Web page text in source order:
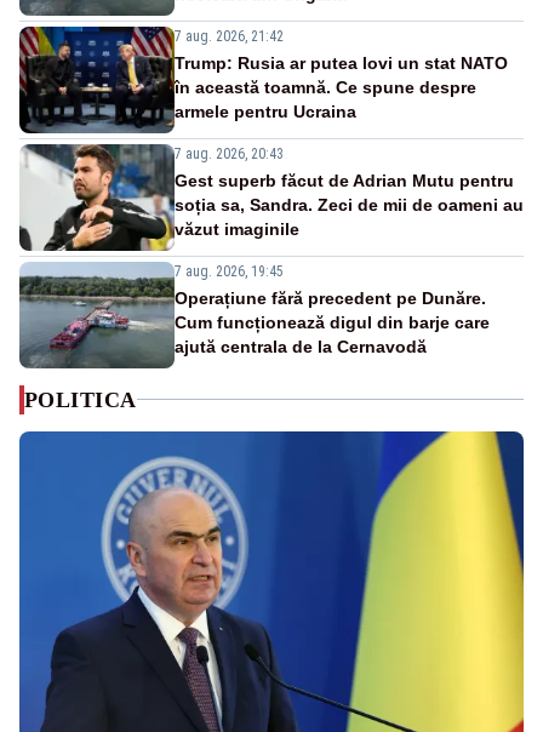
7 aug. 2026, 21:42
Trump: Rusia ar putea lovi un stat NATO
în această toamnă. Ce spune despre
armele pentru Ucraina
7 aug. 2026, 20:43
Gest superb făcut de Adrian Mutu pentru
soția sa, Sandra. Zeci de mii de oameni au
văzut imaginile
7 aug. 2026, 19:45
Operațiune fără precedent pe Dunăre.
Cum funcționează digul din barje care
ajută centrala de la Cernavodă
POLITICA